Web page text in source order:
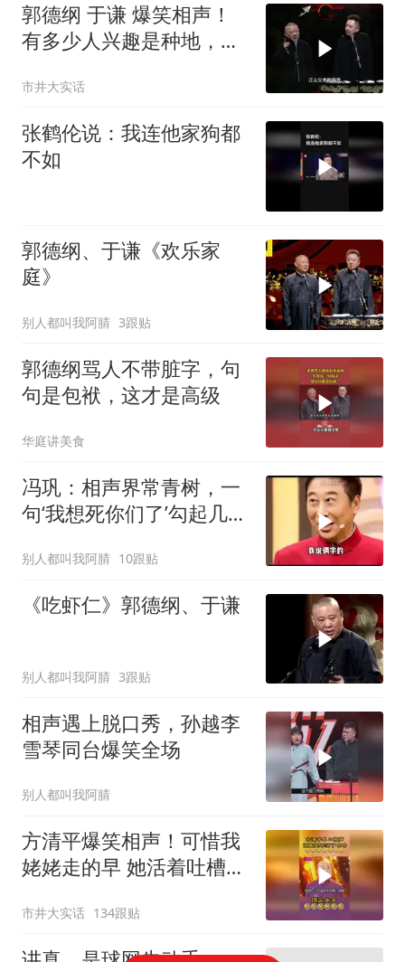
郭德纲 于谦 爆笑相声！
有多少人兴趣是种地，我
市井大实话
张鹤伦说：我连他家狗都
不如
郭德纲、于谦《欢乐家
庭》
别人都叫我阿腈 3跟贴
郭德纲骂人不带脏字，句
句是包袱，这才是高级
华庭讲美食
冯巩：相声界常青树，一
句‘我想死你们了’勾起几代
别人都叫我阿腈 10跟贴
《吃虾仁》郭德纲、于谦
别人都叫我阿腈 3跟贴
相声遇上脱口秀，孙越李
雪琴同台爆笑全场
别人都叫我阿腈
方清平爆笑相声！可惜我
姥姥走的早 她活着吐槽冠
市井大实话 134跟贴